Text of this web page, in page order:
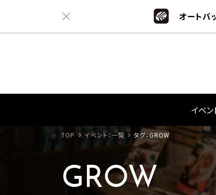
オートバ
イベン
TOP イベント：一覧 タグ：GROW
GROW